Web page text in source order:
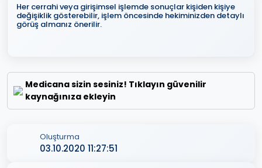
Her cerrahi veya girişimsel işlemde sonuçlar kişiden kişiye
değişiklik gösterebilir, işlem öncesinde hekiminizden detaylı
görüş almanız önerilir.
Medicana sizin sesiniz! Tıklayın güvenilir
kaynağınıza ekleyin
Oluşturma
03.10.2020 11:27:51